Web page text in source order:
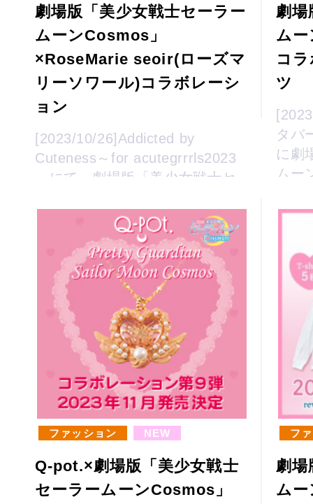
劇場版「美少女戦士セーラー
ムーンCosmos」
×RoseMarie seoir(ローズマ
リーソワール)コラボレーシ
ョン
[2023/10/26]Addicted by
Cuteness～for acutegrrrls2023
～にて、劇場版「美少女戦士セ
×「RoseMarieseoir(ローズマリ
ーソワール)」再予約決定 ！
劇場
ム
コ
ツ
タバ
に劇
ムー
ファッション NEW
Q-pot.×劇場版「美少女戦士
セーラームーンCosmos」
フ
劇場
ム